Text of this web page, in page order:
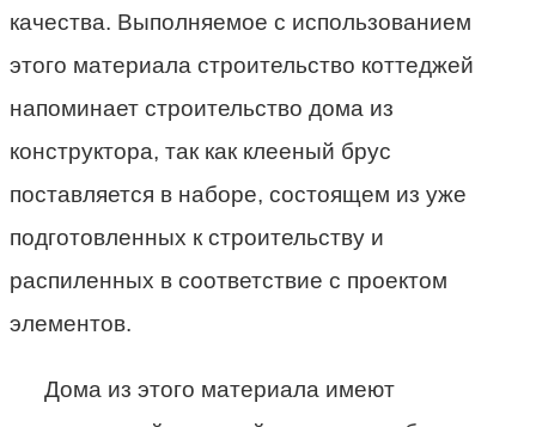
качества. Выполняемое с использованием
этого материала строительство коттеджей
напоминает строительство дома из
конструктора, так как клееный брус
поставляется в наборе, состоящем из уже
подготовленных к строительству и
распиленных в соответствие с проектом
элементов.
Дома из этого материала имеют